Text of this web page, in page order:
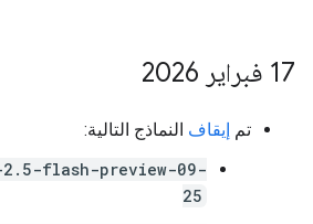
‫17 فبراير 2026
تم إيقاف النماذج التالية:
2.5-flash-preview-09-
25